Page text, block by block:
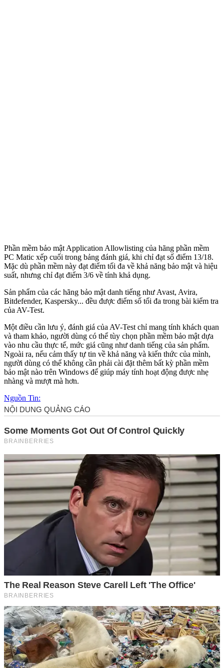
Phần mềm bảo mật Application Allowlisting của hãng phần mềm
PC Matic xếp cuối trong bảng đánh giá, khi chỉ đạt số điểm 13/18.
Mặc dù phần mềm này đạt điểm tối đa về khả năng bảo mật và hiệu
suất, nhưng chỉ đạt điểm 3/6 về tính khả dụng.
Sản phẩm của các hãng bảo mật danh tiếng như Avast, Avira,
Bitdefender, Kaspersky... đều được điểm số tối đa trong bài kiểm tra
của AV-Test.
Một điều cần lưu ý, đánh giá của AV-Test chỉ mang tính khách quan
và tham khảo, người dùng có thể tùy chọn phần mềm bảo mật dựa
vào nhu cầu thực tế, mức giá cũng như danh tiếng của sản phẩm.
Ngoài ra, nếu cảm thấy tự tin về khả năng và kiến thức của mình,
người dùng có thể không cần phải cài đặt thêm bất kỳ phần mềm
bảo mật nào trên Windows để giúp máy tính hoạt động được nhẹ
nhàng và mượt mà hơn.
Nguồn Tin: